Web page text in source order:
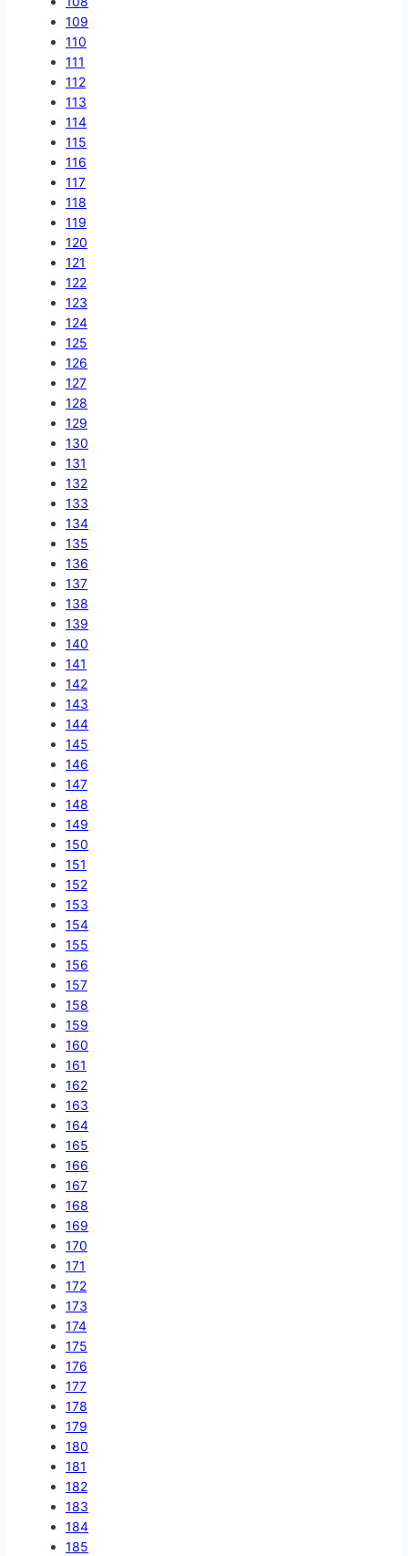
109
110
111
112
113
114
115
116
117
118
119
120
121
122
123
124
125
126
127
128
129
130
131
132
133
134
135
136
137
138
139
140
141
142
143
144
145
146
147
148
149
150
151
152
153
154
155
156
157
158
159
160
161
162
163
164
165
166
167
168
169
170
171
172
173
174
175
176
177
178
179
180
181
182
183
184
185